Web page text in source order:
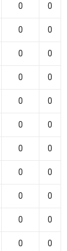
0 0
0 0
0 0
0 0
0 0
0 0
0 0
0 0
0 0
0 0
0 0